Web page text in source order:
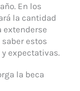
En los
la cantidad
extenderse
estos
expectativas.
la beca